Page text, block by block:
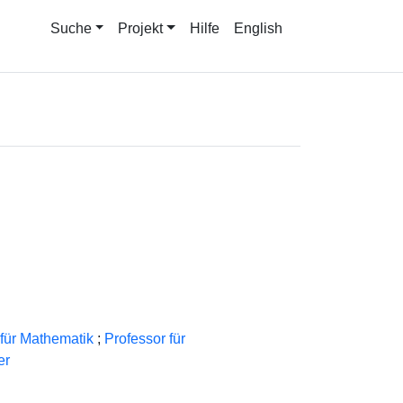
Suche Projekt Hilfe English
Mathematik ; Professor für